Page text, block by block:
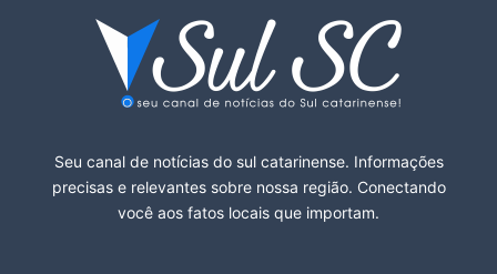
Seu canal de notícias do sul catarinense. Informações
precisas e relevantes sobre nossa região. Conectando
você aos fatos locais que importam.